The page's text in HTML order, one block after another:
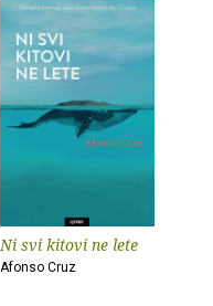
Ni svi kitovi ne lete
Afonso Cruz